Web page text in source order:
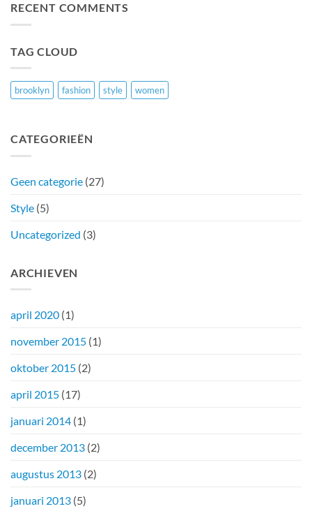
–
RECENT COMMENTS
TAG CLOUD
brooklyn fashion style women
CATEGORIEËN
Geen categorie (27)
Style (5)
Uncategorized (3)
ARCHIEVEN
april 2020 (1)
november 2015 (1)
oktober 2015 (2)
april 2015 (17)
januari 2014 (1)
december 2013 (2)
augustus 2013 (2)
januari 2013 (5)